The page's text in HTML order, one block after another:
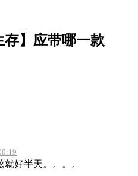
存】应带哪一款
好半天。。。。